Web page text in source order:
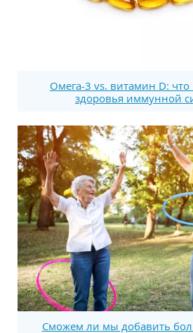
Омега-3 vs. витамин D:
здоровья иммунной
Сможем ли мы добавить